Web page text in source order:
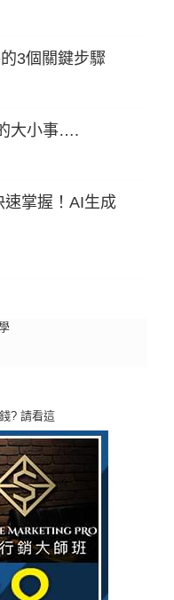
3個關鍵步驟
大小事….
速掌握！AI生成
? 請看這